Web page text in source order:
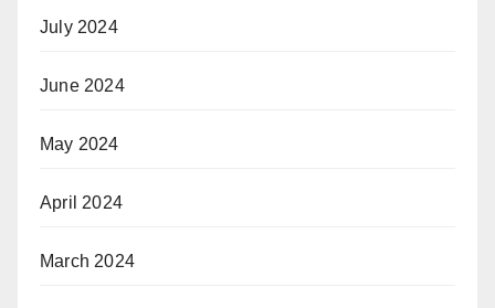
July 2024
June 2024
May 2024
April 2024
March 2024